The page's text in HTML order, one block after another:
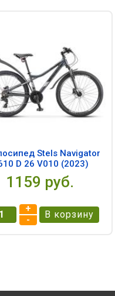
Stels Navigator
D 26 V010 (2023)
1159 pуб.